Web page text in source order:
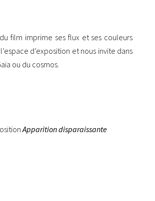
film imprime ses flux et ses couleurs
d’exposition et nous invite dans
ou du cosmos.
Apparition disparaissante